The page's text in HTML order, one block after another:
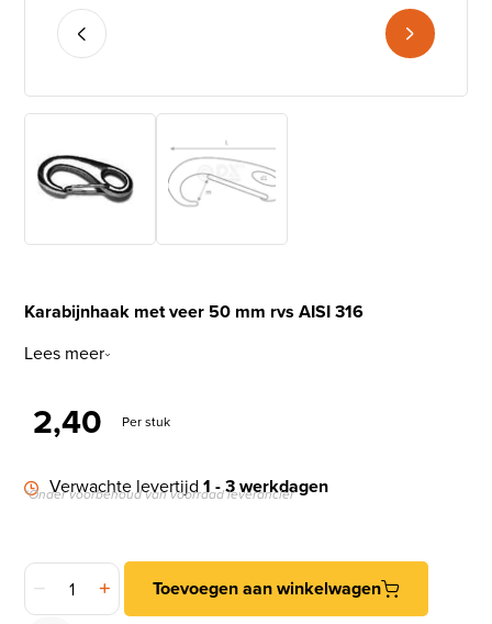
Karabijnhaak met veer 50 mm rvs AISI 316
Lees meer
2,40 Per stuk
Verwachte levertijd1 - 3 werkdagen
*Onder voorbehoud van voorraad leverancier
DX Karabijnhaak met veer 50 mm rvs AISI 316 aantal
Toevoegen aan winkelwagen